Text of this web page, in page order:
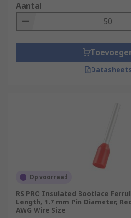
Aantal
Datasheets
Op voorraad
RS PRO Insulated Bootlace
Length, 1.7 mm Pin Diameter,
AWG Wire Size